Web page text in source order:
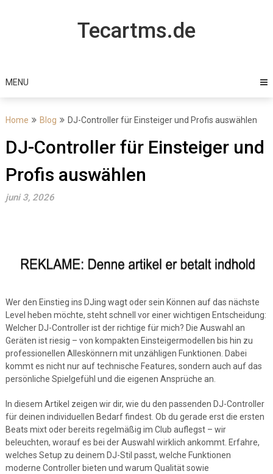
Tecartms.de
MENU
Home Blog DJ-Controller für Einsteiger und Profis auswählen
DJ-Controller für Einsteiger und
Profis auswählen
juni 3, 2026
Wer den Einstieg ins DJing wagt oder sein Können auf das nächste
Level heben möchte, steht schnell vor einer wichtigen Entscheidung:
Welcher DJ-Controller ist der richtige für mich? Die Auswahl an
Geräten ist riesig – von kompakten Einsteigermodellen bis hin zu
professionellen Alleskönnern mit unzähligen Funktionen. Dabei
kommt es nicht nur auf technische Features, sondern auch auf das
persönliche Spielgefühl und die eigenen Ansprüche an.
In diesem Artikel zeigen wir dir, wie du den passenden DJ-Controller
für deinen individuellen Bedarf findest. Ob du gerade erst die ersten
Beats mixt oder bereits regelmäßig im Club auflegst – wir
beleuchten, worauf es bei der Auswahl wirklich ankommt. Erfahre,
welches Setup zu deinem DJ-Stil passt, welche Funktionen
moderne Controller bieten und warum Qualität sowie